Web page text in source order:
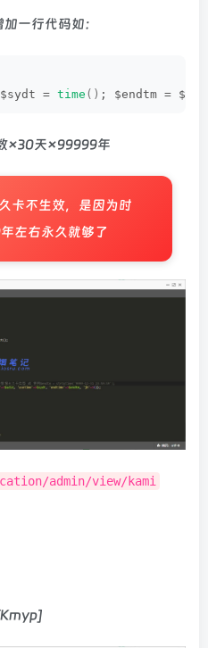
一行代码如：
$sydt = time () ; $endtm =
×30天×99999年
卡不生效，是因为时
左右永久就够了
admin/view/kami